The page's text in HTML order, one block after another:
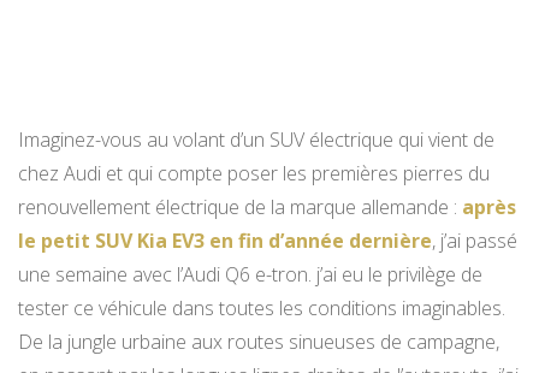
Imaginez-vous au volant d’un SUV électrique qui vient de
chez Audi et qui compte poser les premières pierres du
renouvellement électrique de la marque allemande : après
le petit SUV Kia EV3 en fin d’année dernière, j’ai passé
une semaine avec l’Audi Q6 e-tron. j’ai eu le privilège de
tester ce véhicule dans toutes les conditions imaginables.
De la jungle urbaine aux routes sinueuses de campagne,